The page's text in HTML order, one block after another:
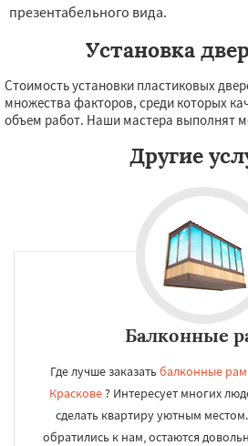
презентабельного вида.
Установка
Стоимость установки пластиковых
множества факторов, среди которых
объем работ. Наши мастера выполнят
Другие
Балконные
Где лучше заказатьбалконные
Краскове? Интересует многих
сделать квартиру уютным
обратились к нам, остаются